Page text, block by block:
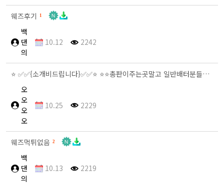
웨즈후기 1
백
댄
의
10.12 2242
⭐️ ✅✅{소개비드립니다}✅✅⭐️ ⭐️⭐️총판이주는곳말고 일반배터분들요⭐️⭐️ ⭐️⭐️카톡 ws62ㅣ 텔…
오
오
오
오
10.25 2229
웨즈먹튀없음 2
백
댄
의
10.13 2219